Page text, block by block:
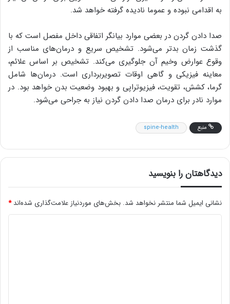
به اقدامی نبوده و عموما نادیده گرفته خواهد شد.
صدا دادن گردن در بعضی موارد بیانگر اتفاقی داخل مفصل است که با
گذشت زمان بدتر می‌شود. تشخیص سریع و درمان‌های مناسب از
وقوع عوارض وخیم آن جلوگیری می‌کند. تشخیص بر اساس علائم،
معاینه فیزیکی و گاهی اوقات تصویربرداری است. درمان‌ها شامل
گرما، کشش، تقویت، فیزیوتراپی و بهبود وضعیت بدن خواهد بود. در
موارد نادر برای درمان صدا دادن گردن نیاز به جراحی می‌شود.
منبع spine-health
دیدگاهتان را بنویسید
نشانی ایمیل شما منتشر نخواهد شد. بخش‌های موردنیاز علامت‌گذاری شده‌اند*